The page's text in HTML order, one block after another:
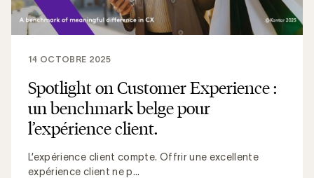
Spotlight on Customer Experience :
un benchmark belge pour
l’expérience client.
L’expérience client compte. Offrir une excellente
expérience client ne p...
14 OCTOBRE 2025